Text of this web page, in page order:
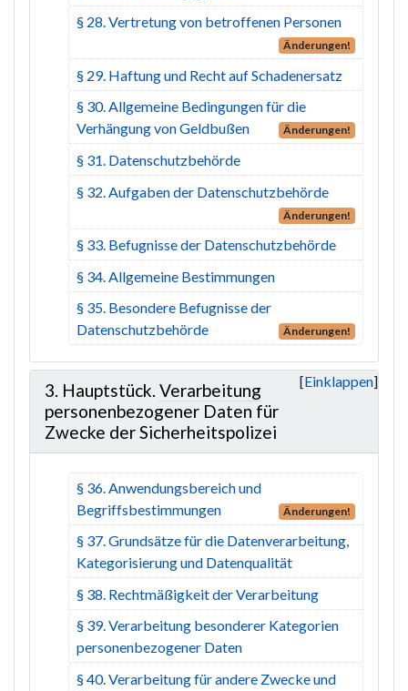
§ 28. Vertretung von betroffenen Personen
Änderungen!
§ 29. Haftung und Recht auf Schadenersatz
§ 30. Allgemeine Bedingungen für die
Verhängung von Geldbußen
Änderungen!
§ 31. Datenschutzbehörde
§ 32. Aufgaben der Datenschutzbehörde
Änderungen!
§ 33. Befugnisse der Datenschutzbehörde
§ 34. Allgemeine Bestimmungen
§ 35. Besondere Befugnisse der
Datenschutzbehörde
Änderungen!
Einklappen
3. Hauptstück.Verarbeitung
personenbezogener Daten für
Zwecke der Sicherheitspolizei
§ 36. Anwendungsbereich und
Begriffsbestimmungen
Änderungen!
§ 37. Grundsätze für die Datenverarbeitung,
Kategorisierung und Datenqualität
§ 38. Rechtmäßigkeit der Verarbeitung
§ 39. Verarbeitung besonderer Kategorien
personenbezogener Daten
§ 40. Verarbeitung für andere Zwecke und